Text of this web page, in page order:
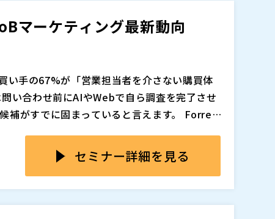
マーケティング最新動向
手の67%が「営業担当者を介さない購買体
い合わせ前にAIやWebで自ら調査を完了させ
補がすでに固まっていると言えます。 Forrest
の「空白の時間」にどう介入するかが勝負の
不十分で、顧客が「自社に合う」と確信でき
。 発見され、比較の中で選ばれ、深く納得し
セミナー詳細を見る